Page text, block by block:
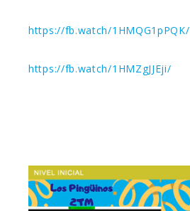
https://fb.watch/1HMQG1pPQK/
https://fb.watch/1HMZgJJEji/